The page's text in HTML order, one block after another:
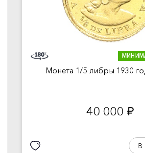
Монета 1/5 либры 1930
40 000 руб.
В